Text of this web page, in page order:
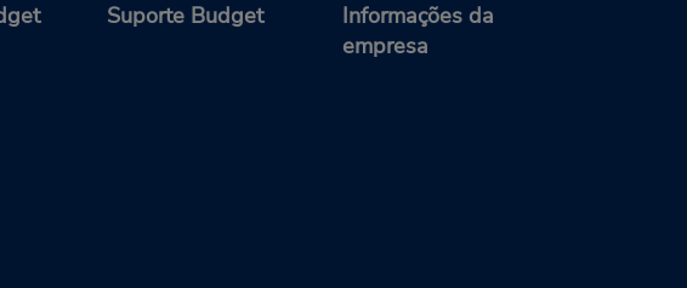
Suporte Budget
Informações da
empresa